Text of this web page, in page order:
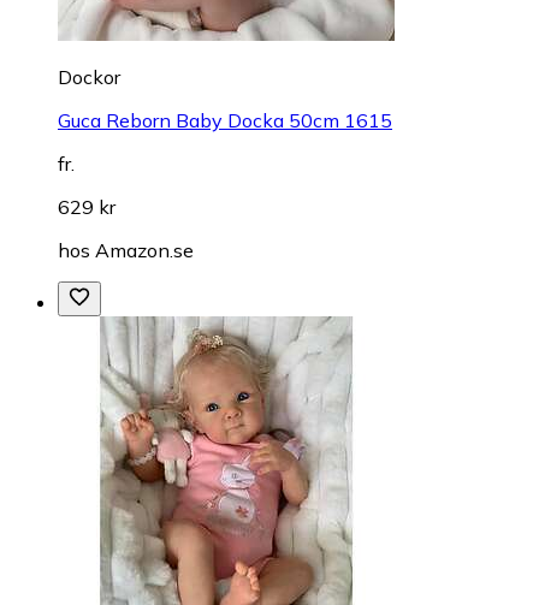
Dockor
Guca Reborn Baby Docka 50cm 1615
fr.
629 kr
hos Amazon.se